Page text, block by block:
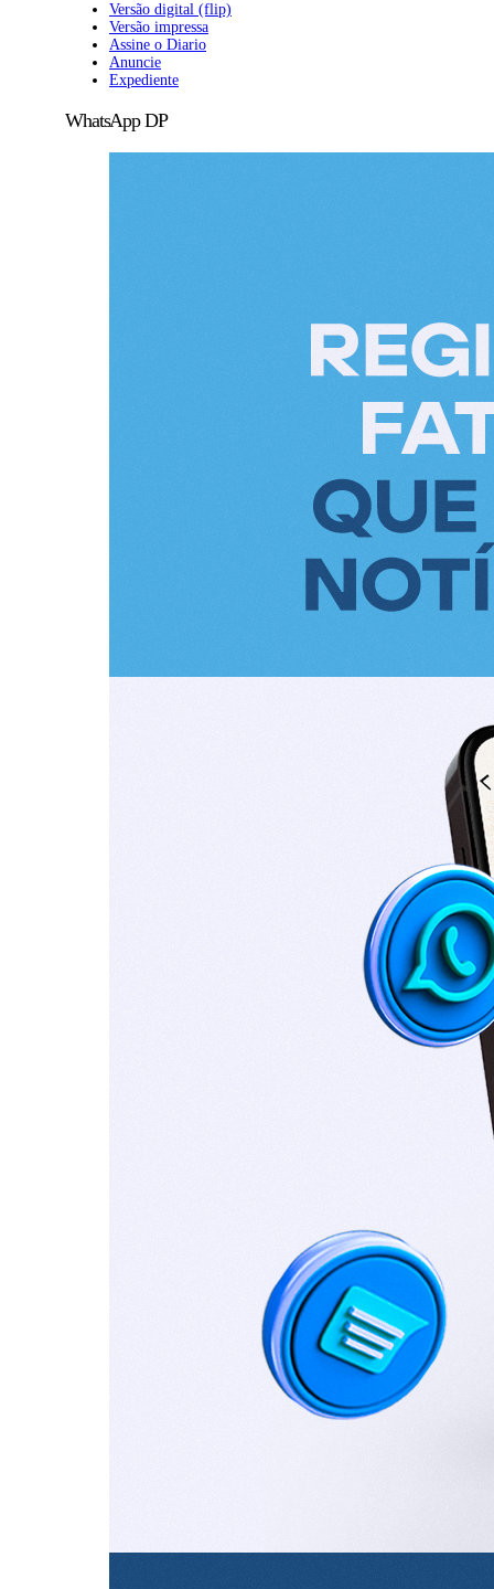
Versão digital (flip)
Versão impressa
Assine o Diario
Anuncie
Expediente
WhatsApp DP